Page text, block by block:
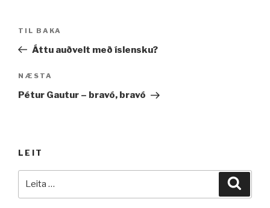
færslu
Fyrri
færsla
TIL BAKA
Áttu auðvelt með íslensku?
Næsta
færsla
NÆSTA
Pétur Gautur – bravó, bravó
LEIT